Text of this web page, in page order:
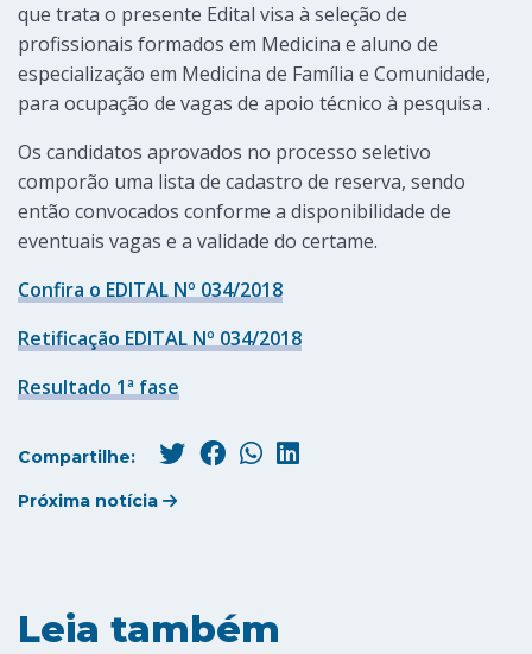
que trata o presente Edital visa à seleção de
profissionais formados em Medicina e aluno de
especialização em Medicina de Família e Comunidade,
para ocupação de vagas de apoio técnico à pesquisa .
Os candidatos aprovados no processo seletivo
comporão uma lista de cadastro de reserva, sendo
então convocados conforme a disponibilidade de
eventuais vagas e a validade do certame.
Confira o EDITAL Nº 034/2018
Retificação EDITAL Nº 034/2018
Resultado 1ª fase
Compartilhe:
Próxima notícia
Leia também